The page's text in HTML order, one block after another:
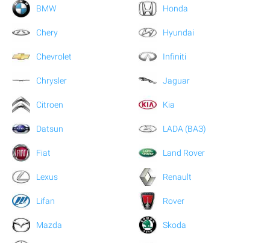
BMW
Chery
Chevrolet
Chrysler
Citroen
Datsun
Fiat
Honda
Hyundai
Infiniti
Jaguar
Kia
LADA (ВАЗ)
Land Rover
Lexus
Lifan
Mazda
Renault
Rover
Skoda